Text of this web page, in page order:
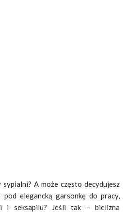
sypialni? A może często decydujesz
elegancką garsonkę do pracy,
i seksapilu? Jeśli tak – bielizna